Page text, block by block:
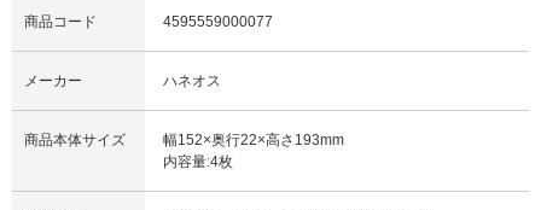
商品コード 4595559000077
メーカー ハネオス
商品本体サイズ
幅152×奥行22×高さ193mm
内容量:4枚